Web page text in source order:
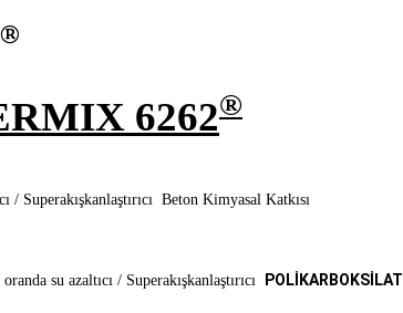
®
6262®
/ Superakışkanlaştırıcı Beton Kimyasal Katkısı
su azaltıcı / Superakışkanlaştırıcı
POLİKARBOKSİLAT